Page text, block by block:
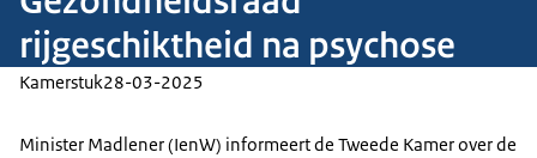
rijgeschiktheid na psychose
Kamerstuk28-03-2025
Minister Madlener (IenW) informeert de Tweede Kamer over de